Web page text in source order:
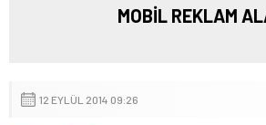
MOBİL REKLAM
12 EYLÜL 2014 09:26